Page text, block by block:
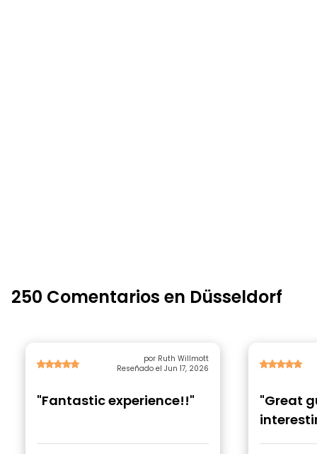
250 Comentarios en Düsseldorf
por Ruth Willmott
Reseñado el Jun 17, 2026
"Fantastic experience!!"
"Great